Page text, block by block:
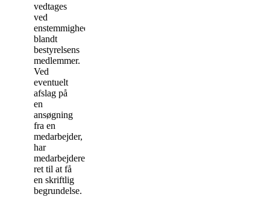
vedtages
ved
enstemmighed
blandt
bestyrelsens
medlemmer.
Ved
eventuelt
afslag på
en
ansøgning
fra en
medarbejder,
har
medarbejderen
ret til at få
en skriftlig
begrundelse.